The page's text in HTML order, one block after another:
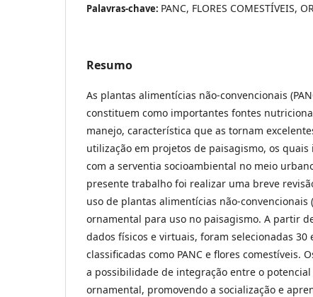
Palavras-chave: PANC, FLORES COMESTÍVEIS,
Resumo
As plantas alimentícias não-convencionais
constituem como importantes fontes
manejo, característica que as tornam
utilização em projetos de paisagismo, os
com a serventia socioambiental no meio
presente trabalho foi realizar uma breve
uso de plantas alimentícias não-convencionais
ornamental para uso no paisagismo. A partir
dados físicos e virtuais, foram selecionadas 30
classificadas como PANC e flores comestíveis.
a possibilidade de integração entre o
ornamental, promovendo a socialização e